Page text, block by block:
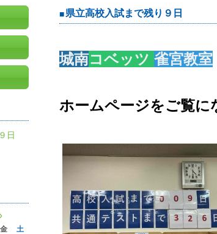
県立高校入試まで残り９日
城南コベッツ 雀宮教室
ホームページをご覧に
日
金
土